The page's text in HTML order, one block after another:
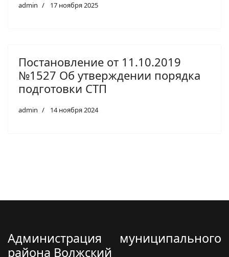
admin 17 ноября 2025
Постановление от 11.10.2019
№1527 Об утверждении порядка
подготовки СТП
admin 14 ноября 2024
Администрация муниципального
района Волжский